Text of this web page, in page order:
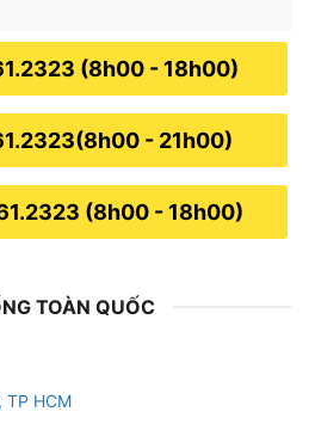
(8h00 - 18h00)
- 21h00)
(8h00 - 18h00)
TOÀN QUỐC
TP HCM